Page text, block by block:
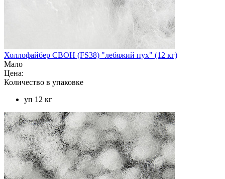
Холлофайбер СВОН (FS38) "лебяжий пух" (12 кг)
Мало
Цена:
Количество в упаковке
уп 12 кг